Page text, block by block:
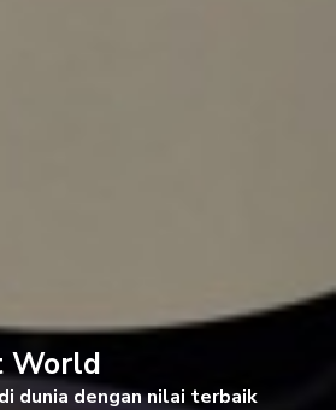
World
dunia dengan nilai terbaik